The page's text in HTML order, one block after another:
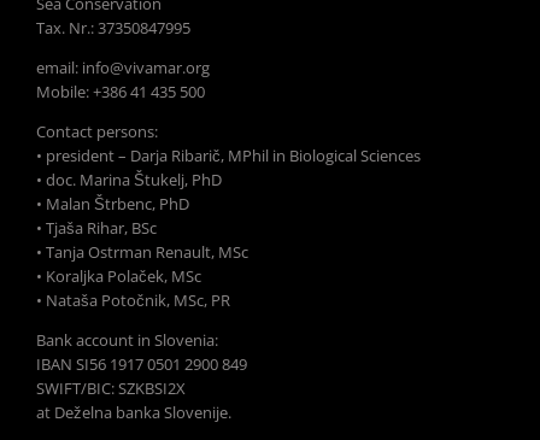
Tax. Nr.: 37350847995
email: info@vivamar.org
Mobile: +386 41 435 500
Contact persons:
• president – Darja Ribarič, MPhil in Biological Sciences
• doc. Marina Štukelj, PhD
• Malan Štrbenc, PhD
• Tjaša Rihar, BSc
• Tanja Ostrman Renault, MSc
• Koraljka Polaček, MSc
• Nataša Potočnik, MSc, PR
Bank account in Slovenia:
IBAN SI56 1917 0501 2900 849
SWIFT/BIC: SZKBSI2X
at Deželna banka Slovenije.